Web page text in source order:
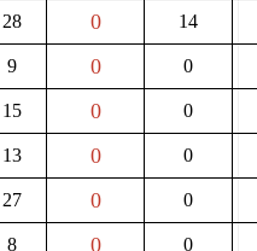
28 0 14
9 0 0
15 0 0
13 0 0
27 0 0
8 0 0